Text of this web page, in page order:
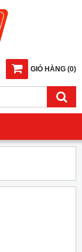
GIỎ HÀNG (0)